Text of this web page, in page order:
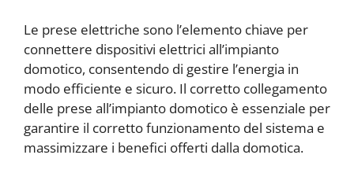
Le prese elettriche sono l’elemento chiave per
connettere dispositivi elettrici all’impianto
domotico, consentendo di gestire l’energia in
modo efficiente e sicuro. Il corretto collegamento
delle prese all’impianto domotico è essenziale per
garantire il corretto funzionamento del sistema e
massimizzare i benefici offerti dalla domotica.